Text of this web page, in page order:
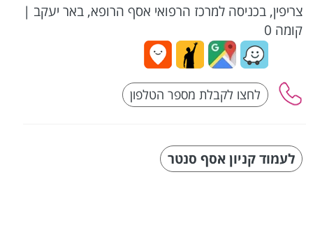
צריפין, בכניסה למרכז הרפואי אסף הרופא, באר יעקב |
קומה 0
לעמוד קניון אסף סנטר